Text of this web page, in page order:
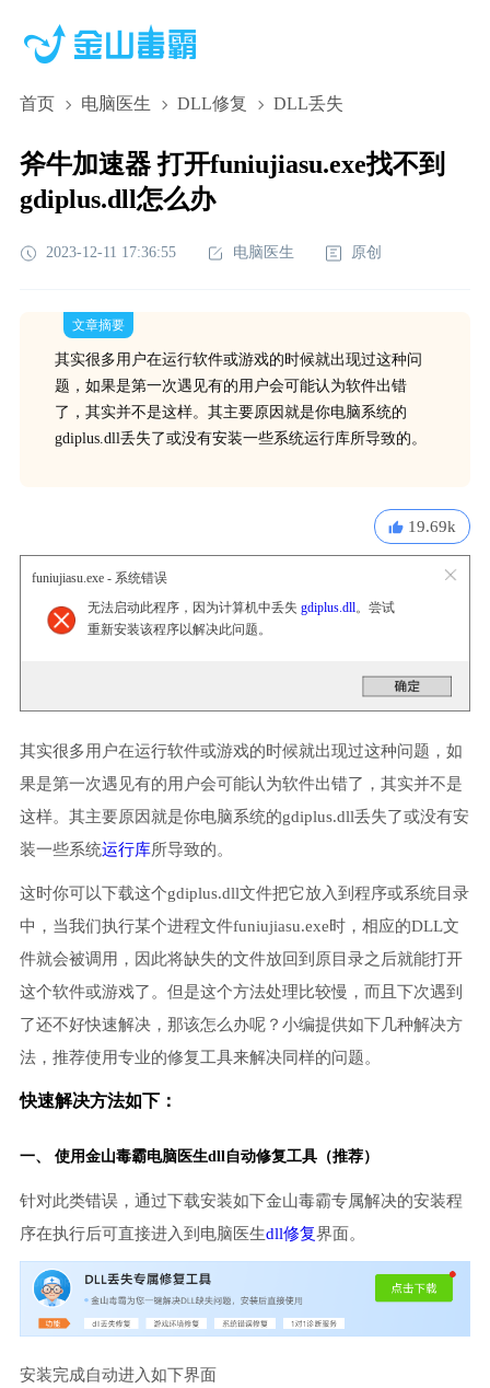
首页 电脑医生 DLL修复 DLL丢失
斧牛加速器 打开funiujiasu.exe找不到
gdiplus.dll怎么办
2023-12-11 17:36:55 电脑医生 原创
文章摘要
其实很多用户在运行软件或游戏的时候就出现过这种问
题，如果是第一次遇见有的用户会可能认为软件出错
了，其实并不是这样。其主要原因就是你电脑系统的
gdiplus.dll丢失了或没有安装一些系统运行库所导致的。
19.69k
funiujiasu.exe - 系统错误
无法启动此程序，因为计算机中丢失 gdiplus.dll。尝试
重新安装该程序以解决此问题。
其实很多用户在运行软件或游戏的时候就出现过这种问题，如
果是第一次遇见有的用户会可能认为软件出错了，其实并不是
这样。其主要原因就是你电脑系统的gdiplus.dll丢失了或没有安
装一些系统运行库所导致的。
这时你可以下载这个gdiplus.dll文件把它放入到程序或系统目录
中，当我们执行某个进程文件funiujiasu.exe时，相应的DLL文
件就会被调用，因此将缺失的文件放回到原目录之后就能打开
这个软件或游戏了。但是这个方法处理比较慢，而且下次遇到
了还不好快速解决，那该怎么办呢？小编提供如下几种解决方
法，推荐使用专业的修复工具来解决同样的问题。
快速解决方法如下：
一、 使用金山毒霸电脑医生dll自动修复工具（推荐）
针对此类错误，通过下载安装如下金山毒霸专属解决的安装程
序在执行后可直接进入到电脑医生dll修复界面。
安装完成自动进入如下界面